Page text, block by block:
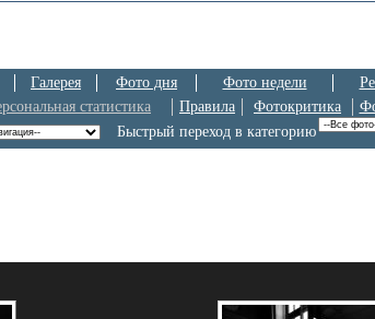
Галерея Фото дня Фото недели
статистика Правила Фотокритика
Быстрый переход в категорию